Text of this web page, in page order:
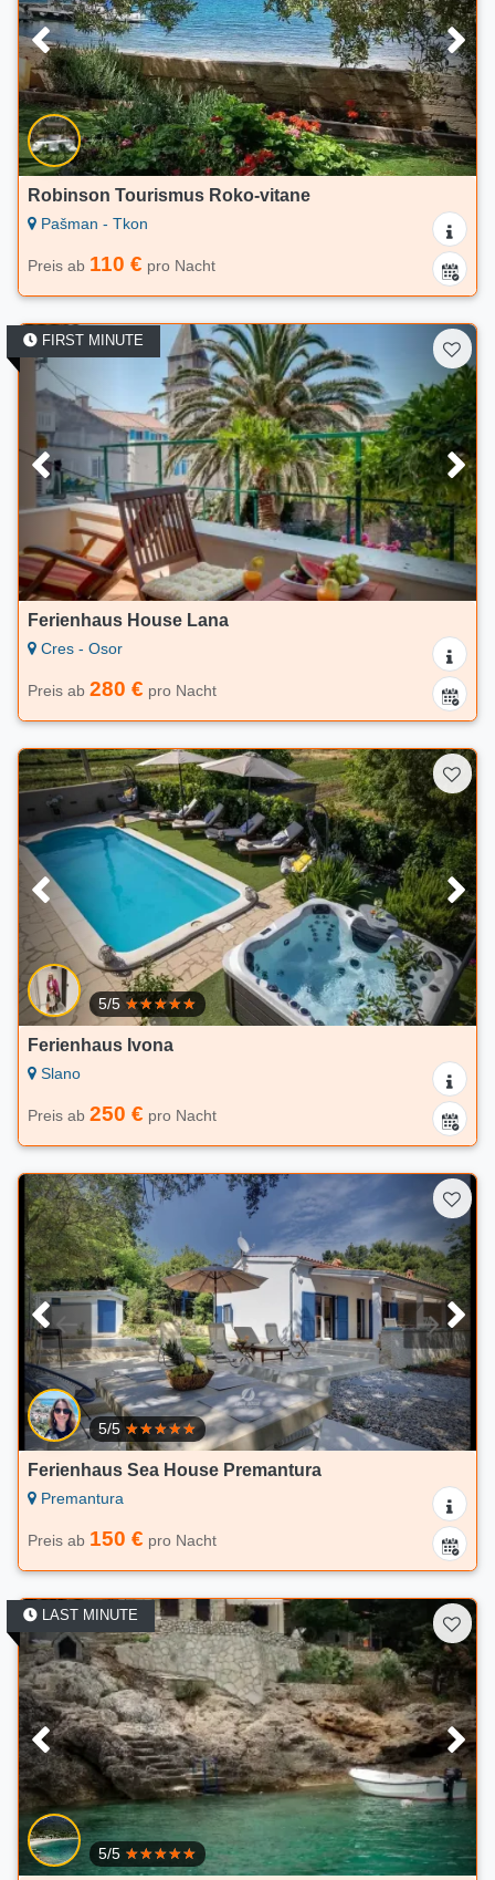
Robinson Tourismus Roko-vitane
Pašman - Tkon
Preis ab 110 € pro Nacht
FIRST MINUTE
Ferienhaus House Lana
Cres - Osor
Preis ab 280 € pro Nacht
5/5
Ferienhaus Ivona
Slano
Preis ab 250 € pro Nacht
5/5
Ferienhaus Sea House Premantura
Premantura
Preis ab 150 € pro Nacht
LAST MINUTE
5/5